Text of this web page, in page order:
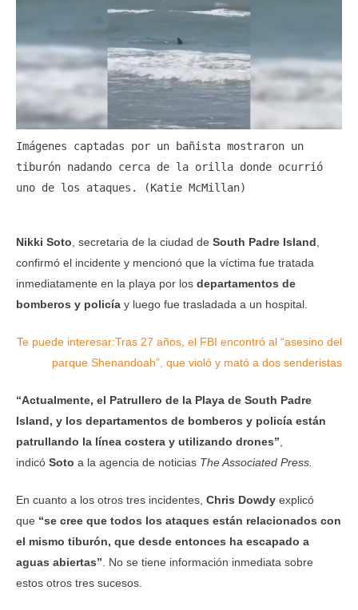
Imágenes captadas por un bañista mostraron un
tiburón nadando cerca de la orilla donde ocurrió
uno de los ataques. (Katie McMillan)
Nikki Soto, secretaria de la ciudad de South Padre Island,
confirmó el incidente y mencionó que la víctima fue tratada
inmediatamente en la playa por los departamentos de
bomberos y policía y luego fue trasladada a un hospital.
Te puede interesar:Tras 27 años, el FBI encontró al “asesino del
parque Shenandoah”, que violó y mató a dos senderistas
“Actualmente, el Patrullero de la Playa de South Padre
Island, y los departamentos de bomberos y policía están
patrullando la línea costera y utilizando drones”,
indicó Soto a la agencia de noticias The Associated Press.
En cuanto a los otros tres incidentes, Chris Dowdy explicó
que “se cree que todos los ataques están relacionados con
el mismo tiburón, que desde entonces ha escapado a
aguas abiertas”. No se tiene información inmediata sobre
estos otros tres sucesos.